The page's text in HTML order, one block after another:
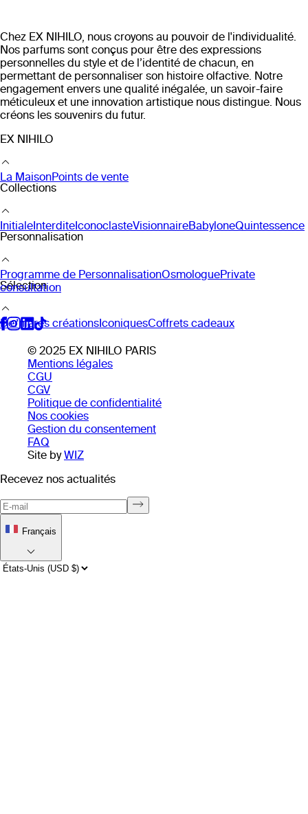
Chez EX NIHILO, nous croyons au pouvoir de l'individualité.
Nos parfums sont conçus pour être des expressions
personnelles du style et de l’identité de chacun, en
permettant de personnaliser son histoire olfactive. Notre
engagement envers une qualité inégalée, un savoir-faire
méticuleux et une innovation artistique nous distingue. Nous
créons les souvenirs du futur.
EX NIHILO
La MaisonPoints de vente
Collections
InitialeInterditeIconoclasteVisionnaireBabyloneQuintessence
Personnalisation
Programme de PersonnalisationOsmologuePrivate
consultation
Sélection
Dernières créationsIconiquesCoffrets cadeaux
© 2025 EX NIHILO PARIS
Mentions légales
CGU
CGV
Politique de confidentialité
Nos cookies
Gestion du consentement
FAQ
Site by WIZ
Recevez nos actualités
Français